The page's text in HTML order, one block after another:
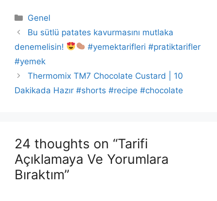
Categories
Genel
Bu sütlü patates kavurmasını mutlaka
denemelisin!
#yemektarifleri #pratiktarifler
#yemek
Thermomix TM7 Chocolate Custard | 10
Dakikada Hazır #shorts #recipe #chocolate
24 thoughts on “Tarifi
Açıklamaya Ve Yorumlara
Bıraktım”